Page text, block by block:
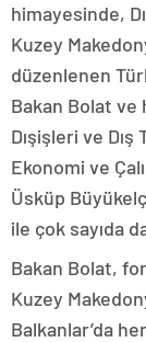
himayesinde,
Kuzey
düzenlenen
Bakan Bolat ve
Dışişleri ve
Ekonomi ve
Üsküp
ile çok sayıda
Bakan Bolat,
Kuzey
Balkanlar’da